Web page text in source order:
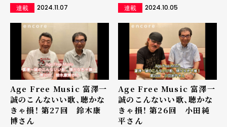
連載 2024.11.07 連載 2024.10.05
Age Free Music 富澤一
誠のこんないい歌、聴かな
きゃ損！ 第27回 鈴木康
博さん
Age Free Music 富澤一
誠のこんないい歌、聴かな
きゃ損！ 第26回 小田純
平さん